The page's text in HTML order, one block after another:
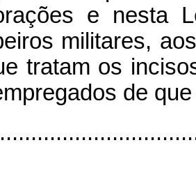
e nesta
militares,
tratam os
de